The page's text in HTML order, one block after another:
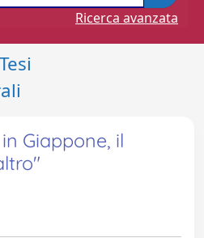
Ricerca avanzata
Tesi
Giappone, il